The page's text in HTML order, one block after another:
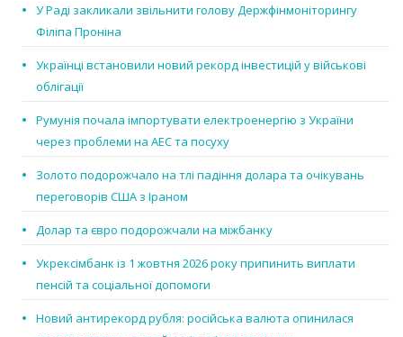
У Раді закликали звільнити голову Держфінмоніторингу
Філіпа Проніна
Українці встановили новий рекорд інвестицій у військові
облігації
Румунія почала імпортувати електроенергію з України
через проблеми на АЕС та посуху
Золото подорожчало на тлі падіння долара та очікувань
переговорів США з Іраном
Долар та євро подорожчали на міжбанку
Укрексімбанк із 1 жовтня 2026 року припинить виплати
пенсій та соціальної допомоги
Новий антирекорд рубля: російська валюта опинилася